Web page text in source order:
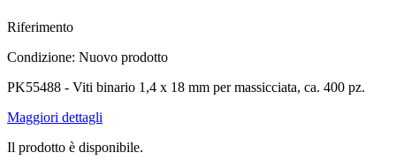
Riferimento
Condizione: Nuovo prodotto
PK55488 - Viti binario 1,4 x 18 mm per massicciata, ca. 400 pz.
Maggiori dettagli
Il prodotto è disponibile.